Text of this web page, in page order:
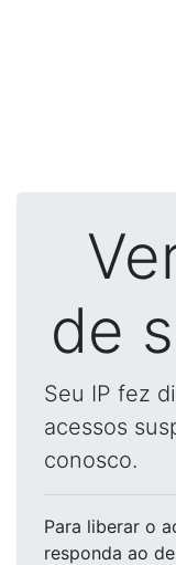
de
Seu IP fez
acessos
conosco.
Para liberar o
responda ao